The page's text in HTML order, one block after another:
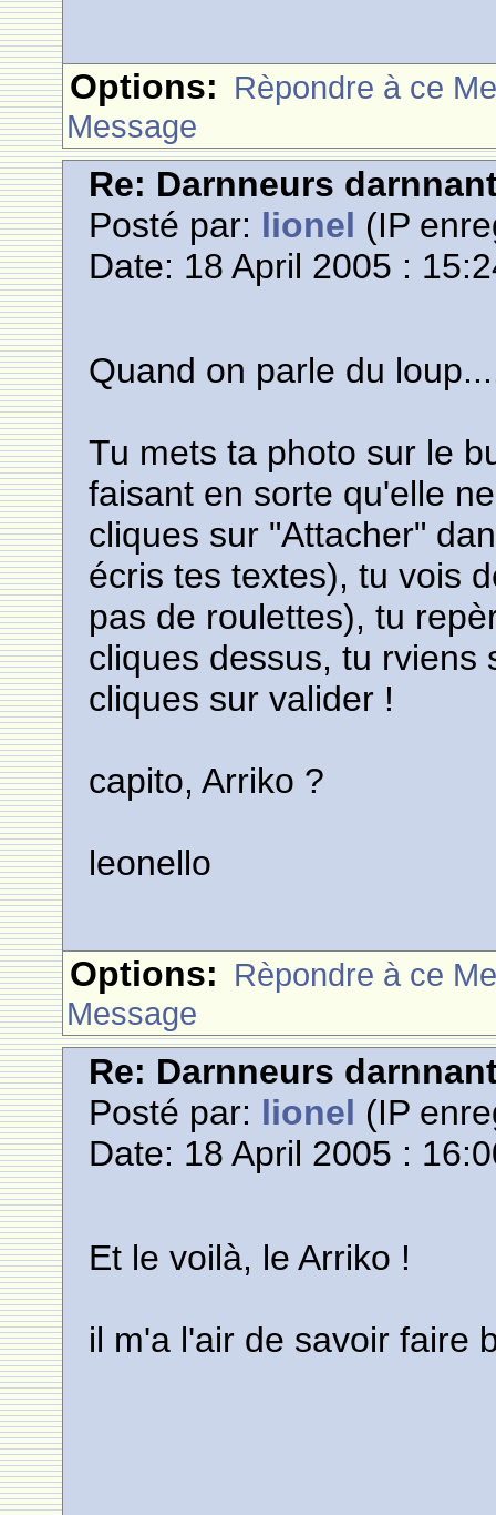
Options: Rèpondre à ce
Message
Re: Darnneurs
Posté par: lionel (IP
Date: 18 April 2005 :
Quand on parle du
Tu mets ta photo sur le
faisant en sorte qu'elle
cliques sur "Attacher"
écris tes textes), tu vois
pas de roulettes), tu
cliques dessus, tu rviens
cliques sur valider !
capito, Arriko ?
leonello
Options: Rèpondre à ce
Message
Re: Darnneurs
Posté par: lionel (IP
Date: 18 April 2005 :
Et le voilà, le Arriko !
il m'a l'air de savoir faire